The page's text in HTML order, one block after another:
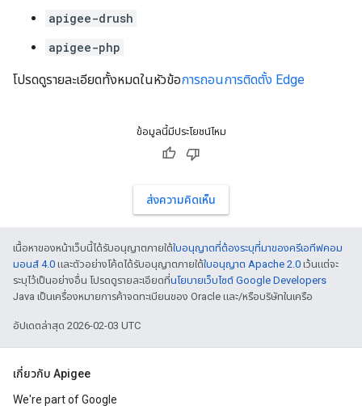
apigee-drush
apigee-php
โปรดดูรายละเอียดทั้งหมดในหัวข้อการถอนการติดตั้ง Edge
ข้อมูลนี้มีประโยชน์ไหม
ส่งความคิดเห็น
เนื้อหาของหน้าเว็บนี้ได้รับอนุญาตภายใต้ใบอนุญาตที่ต้องระบุที่มาของครีเอทีฟคอม
มอนส์ 4.0 และตัวอย่างโค้ดได้รับอนุญาตภายใต้ใบอนุญาต Apache 2.0 เว้นแต่จะ
ระบุไว้เป็นอย่างอื่น โปรดดูรายละเอียดที่นโยบายเว็บไซต์ Google Developers
Java เป็นเครื่องหมายการค้าจดทะเบียนของ Oracle และ/หรือบริษัทในเครือ
อัปเดตล่าสุด 2026-02-03 UTC
เกี่ยวกับ Apigee
We're part of Google